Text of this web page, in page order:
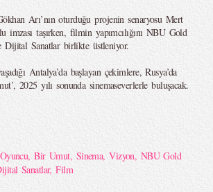
Arı’nın oturduğu projenin senaryosu Mert
taşırken, filmin yapımcılığını NBU Gold
Sanatlar birlikte üstleniyor.
Antalya’da başlayan çekimlere, Rusya’da
2025 yılı sonunda sinemaseverlerle buluşacak.
Oyuncu,Bir Umut, Sinema,Vizyon, NBU Gold
Sanatlar,Film